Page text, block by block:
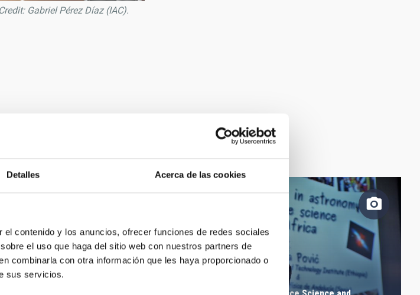
Detalles Acerca de las cookies
contenido y los anuncios, ofrecer funciones de redes sociales
el uso que haga del sitio web con nuestros partners de
combinarla con otra información que les haya proporcionado o
sus servicios.
Gabriel Pérez Díaz (IAC).